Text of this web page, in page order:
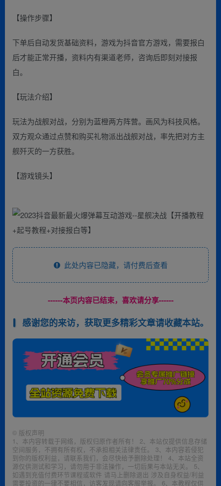
【操作步骤】
下单后自动发货基础资料，游戏为抖音官方游戏，需要报白
后才能正常开播，资料内有渠道老师，咨询后即刻对接报
白。
【玩法介绍】
玩法为战舰对战，分别为蓝橙两方阵营。画风为科技风格。
双方观众通过点赞和购买礼物派出战舰对战，率先把对方主
舰歼灭的一方获胜。
【游戏镜头】
此处内容已隐藏，请付费后查看
------本页内容已结束，喜欢请分享------
感谢您的来访，获取更多精彩文章请收藏本站。
© 版权声明
1、本内容转载于网络，版权归原作者所有！ 2、本站仅提供信息存储
空间服务，不拥有所有权，不承担相关法律责任。 3、本内容若侵犯
到你的版权利益，请联系我们，会尽快给予删除处理！ 4、本站全资
源仅供测试和学习，请勿用于非法操作，一切后果与本站无关。 5、
如遇到充值付费环节课程或软件 请马上删除退出 涉及自身权益/利益
需要投资的一律不要相信，访客发现请向客服举报。 6、本教程仅供